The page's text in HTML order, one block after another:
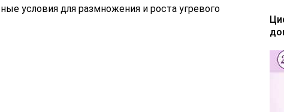
условия для размножения и роста угревого